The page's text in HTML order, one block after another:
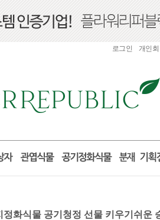
로그인 개인
화식물 공기청정 선물 키우기쉬운